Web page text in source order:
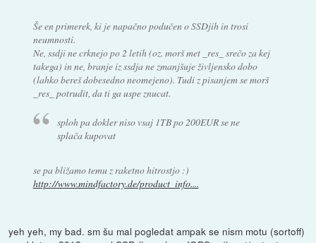
Še en primerek, ki je napačno podučen o SSDjih in trosi
neumnosti.
Ne, ssdji ne crknejo po 2 letih (oz. morš met _res_ srečo za kej
takega) in ne, branje iz ssdja ne zmanjšuje življensko dobo
(lahko bereš dobesedno neomejeno). Tudi z pisanjem se morš
_res_ potrudit, da ti ga uspe znucat.
sploh pa dokler niso vsaj 1TB po 200EUR se ne
splača kupovat
se pa bližamo temu z raketno hitrostjo :)
http://www.mindfactory.de/product_info....
yeh yeh, my bad. sm šu mal pogledat ampak se nism motu (sortoff)